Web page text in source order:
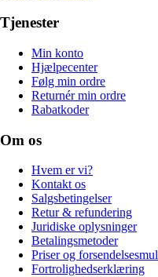
Tjenester
Min konto
Hjælpecenter
Følg min ordre
Returnér min ordre
Rabatkoder
Om os
Hvem er vi?
Kontakt os
Salgsbetingelser
Retur & refundering
Juridiske oplysninger
Betalingsmetoder
Priser og
Fortrolighedserklæring